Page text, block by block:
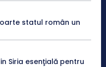
statul român un
Siria esenţială pentru